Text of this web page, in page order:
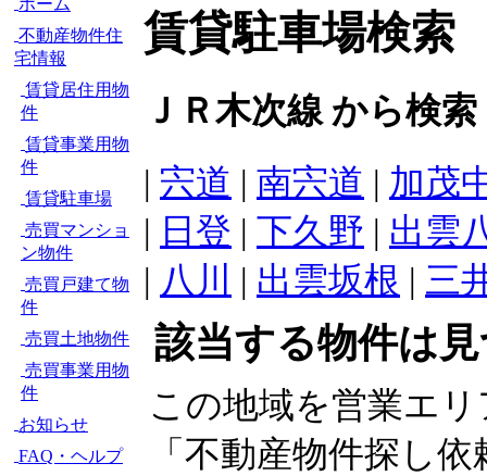
ホーム
不動産物件住
宅情報
賃貸居住用物
件
賃貸事業用物
件
賃貸駐車場
売買マンショ
ン物件
売買戸建て物
件
売買土地物件
売買事業用物
件
お知らせ
FAQ・ヘルプ
賃貸駐車場検索
ＪＲ木次線 から検索
| 宍道 | 南宍道 | 加茂
| 日登 | 下久野 | 出雲
| 八川 | 出雲坂根 | 三
該当する物件は
この地域を営業エ
「不動産物件探し